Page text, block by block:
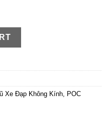
giảm giá hấp dẫn quantity
Xe Đạp Không Kính, POC